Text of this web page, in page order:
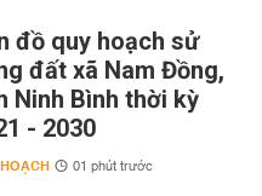
đồ quy hoạch sử
đất xã Nam Đồng,
Ninh Bình thời kỳ
- 2030
01 phút trước